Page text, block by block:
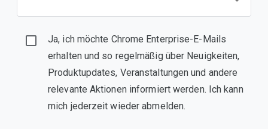
Ja, ich möchte Chrome Enterprise-E-Mails
erhalten und so regelmäßig über Neuigkeiten,
Produktupdates, Veranstaltungen und andere
relevante Aktionen informiert werden. Ich kann
mich jederzeit wieder abmelden.